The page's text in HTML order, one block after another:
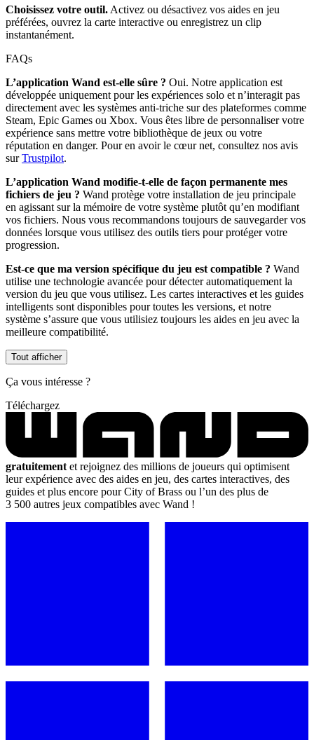
Choisissez votre outil. Activez ou désactivez vos aides en jeu
préférées, ouvrez la carte interactive ou enregistrez un clip
instantanément.
FAQs
L’application Wand est-elle sûre ? Oui. Notre application est
développée uniquement pour les expériences solo et n’interagit pas
directement avec les systèmes anti-triche sur des plateformes comme
Steam, Epic Games ou Xbox. Vous êtes libre de personnaliser votre
expérience sans mettre votre bibliothèque de jeux ou votre
réputation en danger. Pour en avoir le cœur net, consultez nos avis
surTrustpilot.
L’application Wand modifie-t-elle de façon permanente mes
fichiers de jeu ? Wand protège votre installation de jeu principale
en agissant sur la mémoire de votre système plutôt qu’en modifiant
vos fichiers. Nous vous recommandons toujours de sauvegarder vos
données lorsque vous utilisez des outils tiers pour protéger votre
progression.
Est-ce que ma version spécifique du jeu est compatible ? Wand
utilise une technologie avancée pour détecter automatiquement la
version du jeu que vous utilisez. Les cartes interactives et les guides
intelligents sont disponibles pour toutes les versions, et notre
système s’assure que vous utilisiez toujours les aides en jeu avec la
meilleure compatibilité.
Tout afficher
Ça vous intéresse ?
Téléchargez
gratuitement et rejoignez des millions de joueurs qui optimisent
leur expérience avec des aides en jeu, des cartes interactives, des
guides et plus encore pour City of Brass ou l’un des plus de
3 500 autres jeux compatibles avec Wand !